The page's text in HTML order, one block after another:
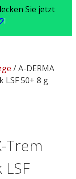
Sie jetzt
!
/ A-DERMA
LSF 50+ 8 g
Trem